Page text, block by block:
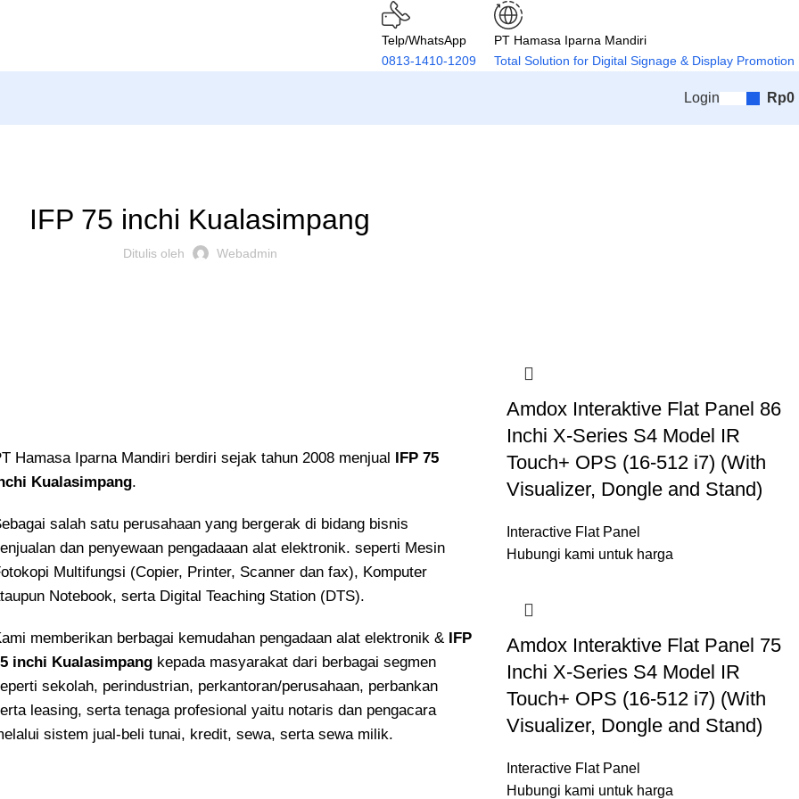
Telp/WhatsApp
0813-1410-1209
PT Hamasa Iparna Mandiri
Total Solution for Digital Signage & Display Promotion
Login Rp0
IFP 75 inchi Kualasimpang
Ditulis oleh Webadmin
Hamasa Iparna Mandiri berdiri sejak tahun 2008 menjual IFP 75
Kualasimpang.
salah satu perusahaan yang bergerak di bidang bisnis
dan penyewaan pengadaaan alat elektronik. seperti Mesin
Multifungsi (Copier, Printer, Scanner dan fax), Komputer
Notebook, serta Digital Teaching Station (DTS).
memberikan berbagai kemudahan pengadaan alat elektronik & IFP
inchi Kualasimpangkepada masyarakat dari berbagai segmen
sekolah, perindustrian, perkantoran/perusahaan, perbankan
leasing, serta tenaga profesional yaitu notaris dan pengacara
sistem jual-beli tunai, kredit, sewa, serta sewa milik.
Amdox Interaktive Flat Panel 86
Inchi X-Series S4 Model IR
Touch+ OPS (16-512 i7) (With
Visualizer, Dongle and Stand)
Interactive Flat Panel
Hubungi kami untuk harga
Amdox Interaktive Flat Panel 75
Inchi X-Series S4 Model IR
Touch+ OPS (16-512 i7) (With
Visualizer, Dongle and Stand)
Interactive Flat Panel
Hubungi kami untuk harga